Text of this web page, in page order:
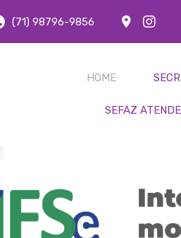
(71) 98796-9856
HOME
SEFAZ ATENDE